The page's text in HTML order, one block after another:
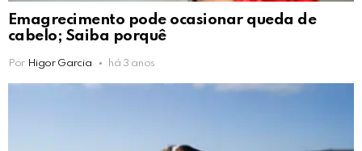
Emagrecimento pode ocasionar queda de
cabelo; Saiba porquê
Por Higor Garcia há 3 anos